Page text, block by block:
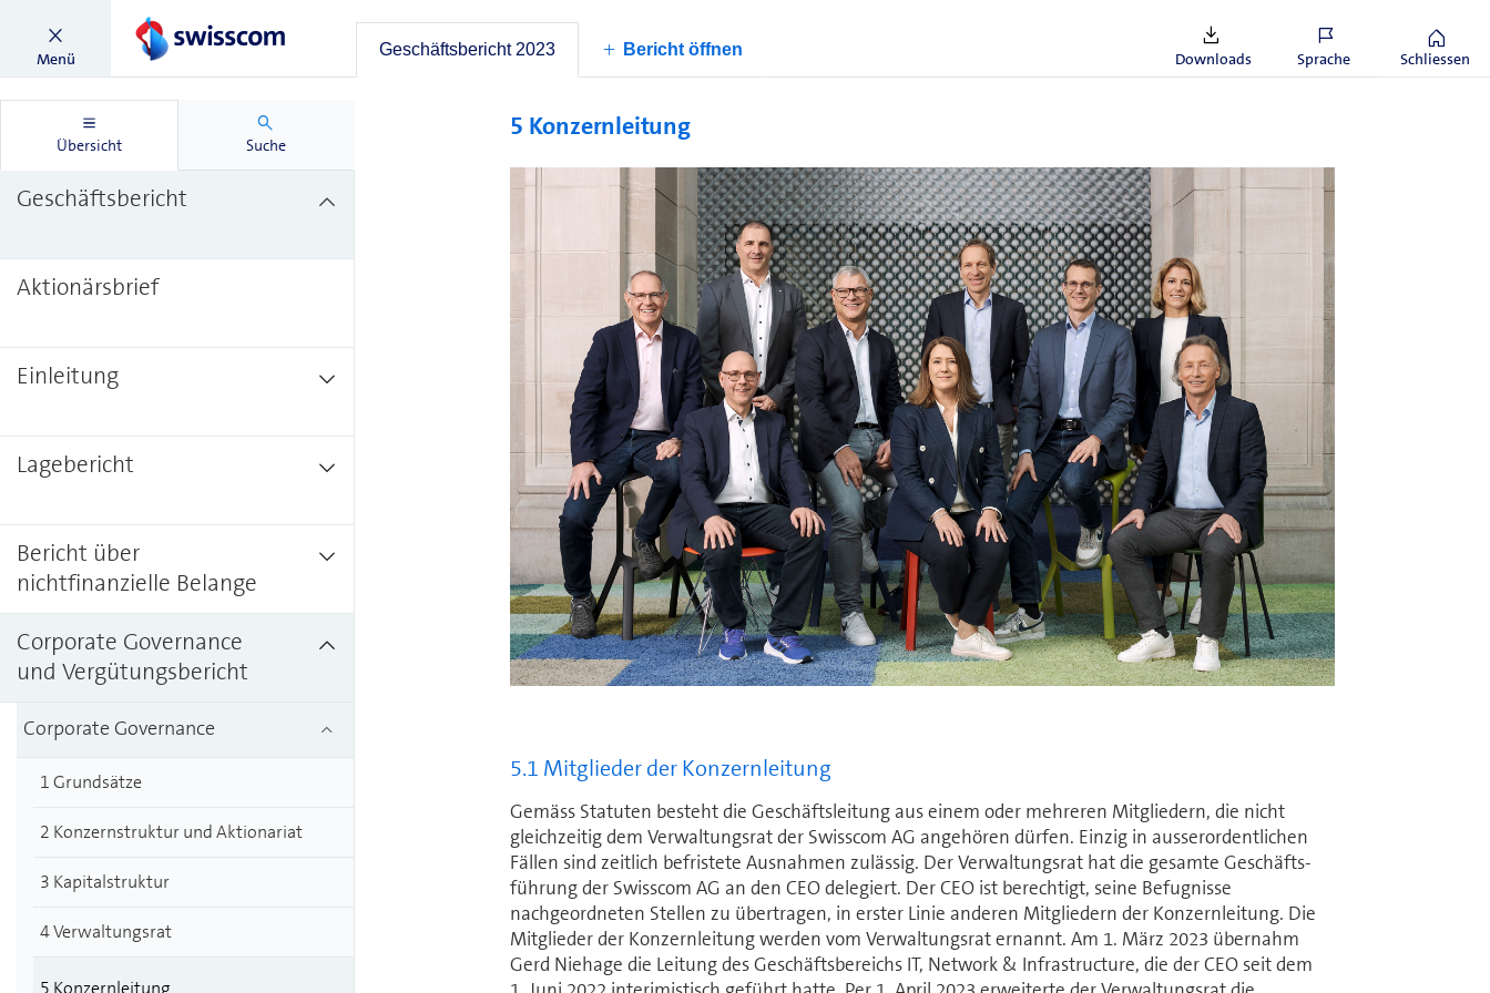
Menü Geschäftsbericht 2023 Bericht öffnen Downloads Sprache Schliessen
Übersicht Suche
Geschäftsbericht
Aktionärsbrief
Einleitung
Lagebericht
Bericht über
nichtfinanzielle Belange
Corporate Governance
und Vergütungsbericht
Corporate Governance
1 Grundsätze
2 Konzernstruktur und Aktionariat
3 Kapitalstruktur
4 Verwaltungsrat
5 Konzernleitung
fünf Sitzungen des Ausschusses Revision &
5 Konzernleitung
5.1 Mitglieder der Konzernleitung
Gemäss Statuten besteht die Geschäftsleitung aus einem oder mehreren Mitgliedern, die nicht
gleichzeitig dem Ver­wal­tungs­rat der Swisscom AG angehören dürfen. Einzig in ausserordentlichen
Fällen sind zeitlich befristete Ausnahmen zulässig. Der Ver­wal­tungs­rat hat die gesamte Ge­schäfts­
füh­rung der Swisscom AG an den CEO delegiert. Der CEO ist berechtigt, seine Befugnisse
nachgeordneten Stellen zu übertragen, in erster Linie anderen Mitgliedern der Konzernleitung. Die
Mitglieder der Konzernleitung werden vom Ver­wal­tungs­rat ernannt. Am 1. März 2023 übernahm
Gerd Niehage die Leitung des Geschäfts­bereichs IT, Network & Infrastructure, die der CEO seit dem